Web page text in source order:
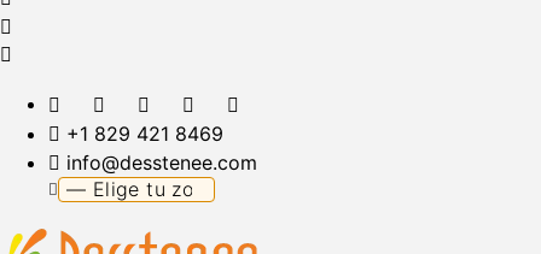
+1 829 421 8469
info@desstenee.com